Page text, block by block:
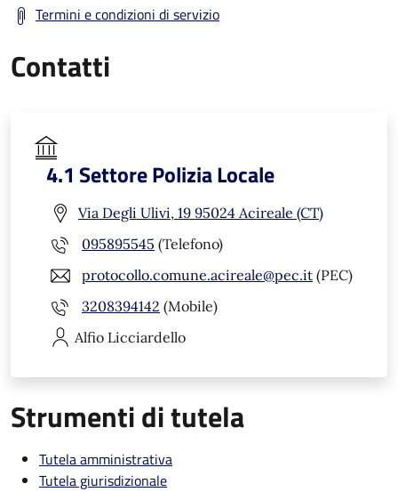
Termini e condizioni di servizio
Contatti
4.1 Settore Polizia Locale
Via Degli Ulivi, 19 95024 Acireale (CT)
095895545 (Telefono)
protocollo.comune.acireale@pec.it (PEC)
3208394142 (Mobile)
Alfio Licciardello
Strumenti di tutela
Tutela amministrativa
Tutela giurisdizionale